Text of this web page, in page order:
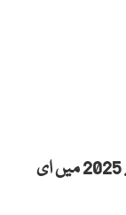
کراچی کے میٹرک اور انٹر کے امتحانات برائے 2025 میں ای